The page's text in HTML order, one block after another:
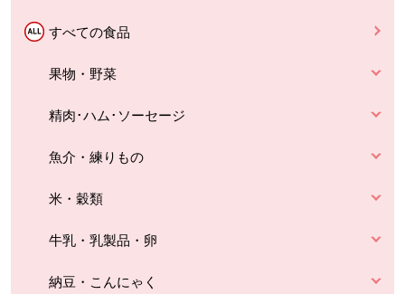
すべての食品
果物・野菜
精肉･ハム･ソーセージ
魚介・練りもの
米・穀類
牛乳・乳製品・卵
納豆・こんにゃく